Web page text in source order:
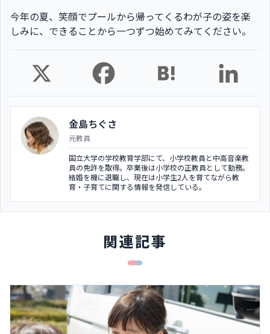
今年の夏、笑顔でプールから帰ってくるわが子の姿を楽
しみに、できることから一つずつ始めてみてください。
金島ちぐさ
元教員
国立大学の学校教育学部にて、小学校教員と中高音楽教
員の免許を取得。卒業後は小学校の正教員として勤務。
結婚を機に退職し、現在は小学生2人を育てながら教
育・子育てに関する情報を発信している。
関連記事